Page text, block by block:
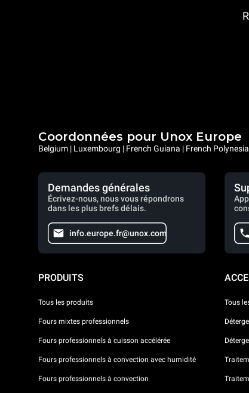
Coordonnées pour Unox Europe
Belgium | Luxembourg | French Guiana | French
Demandes générales
Écrivez-nous, nous vous répondrons
dans les plus brefs délais.
info.europe.fr@unox.com
PRODUITS
Tous les produits
Fours mixtes professionnels
Fours professionnels à cuisson accélérée
Fours professionnels à convection avec humidité
Fours professionnels à convection
Tous